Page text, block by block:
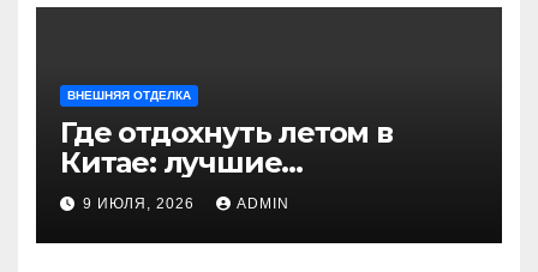
ВНЕШНЯЯ ОТДЕЛКА
Где отдохнуть летом в
Китае: лучшие
направления для
незабываемого
путешествия
9 ИЮЛЯ, 2026 ADMIN